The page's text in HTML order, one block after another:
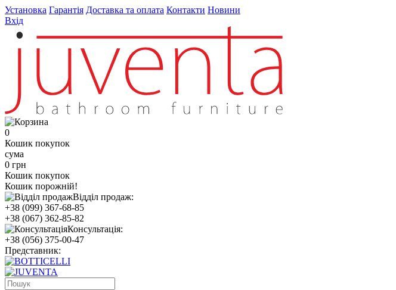
Установка Гарантія Доставка та оплата Контакти Новини
Вхід
0
Кошик покупок
сума
0 грн
Кошик покупок
Кошик порожній!
Відділ продаж:
+38 (099) 367-68-85
+38 (067) 362-85-82
Консультація:
+38 (056) 375-00-47
Представник: